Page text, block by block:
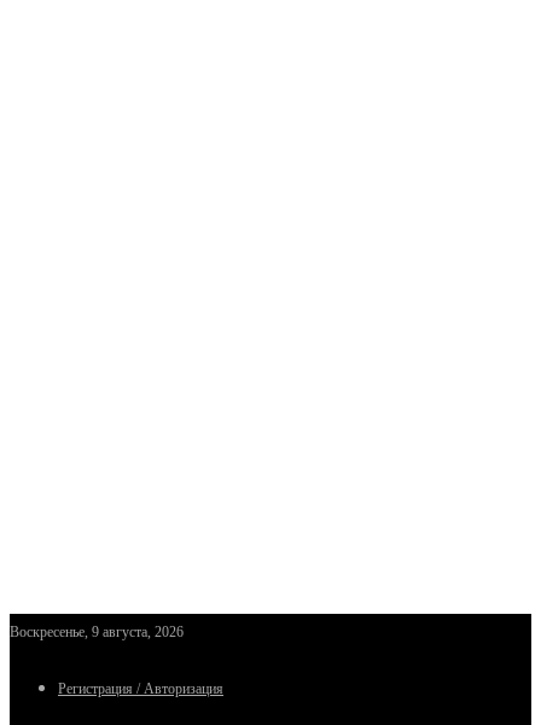
Воскресенье, 9 августа, 2026
Регистрация / Авторизация